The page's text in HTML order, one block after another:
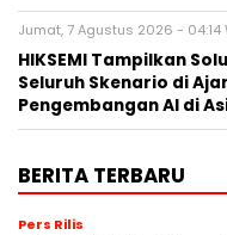
Jumat, 7 Agustus 2026 - 04:14
HIKSEMI Tampilkan
Seluruh Skenario di
Pengembangan AI di
BERITA TERBARU
Pers Rilis